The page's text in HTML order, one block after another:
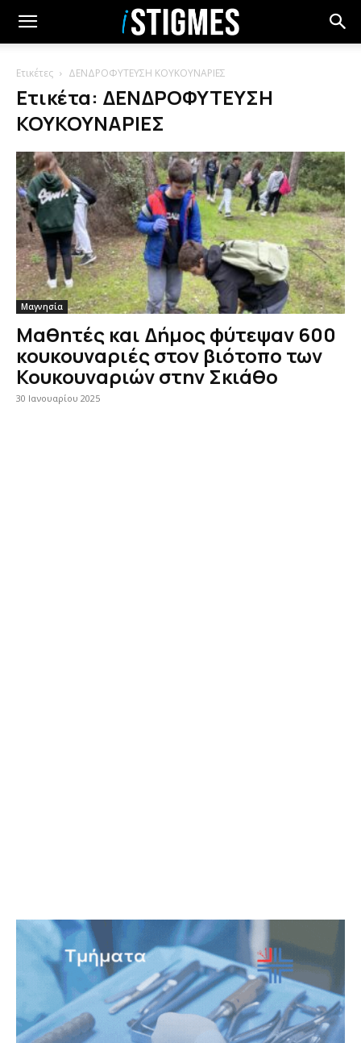
Ετικέτες ΔΕΝΔΡΟΦΥΤΕΥΣΗ ΚΟΥΚΟΥΝΑΡΙΕΣ
Ετικέτα: ΔΕΝΔΡΟΦΥΤΕΥΣΗ
ΚΟΥΚΟΥΝΑΡΙΕΣ
Μαγνησία
Μαθητές και Δήμος φύτεψαν 600
κουκουναριές στον βιότοπο των
Κουκουναριών στην Σκιάθο
30 Ιανουαρίου 2025